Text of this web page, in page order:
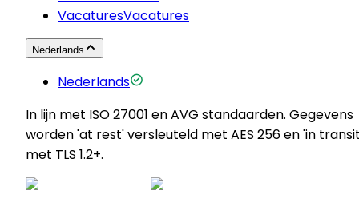
VacaturesVacatures
Nederlands
Nederlands
In lijn met ISO 27001 en AVG standaarden. Gegevens
worden 'at rest' versleuteld met AES 256 en 'in
met TLS 1.2+.